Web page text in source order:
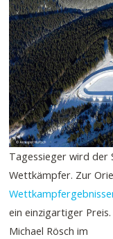
Tagessieger wird der
Wettkämpfer. Zur
ein einzigartiger
Michael Rösch im